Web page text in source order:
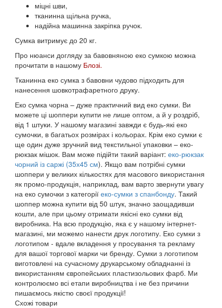
міцні шви,
тканинна щільна ручка,
надійна машинна закріпка ручок.
Сумка витримує до 20 кг.
Про нюанси догляду за бавовняною еко сумкою можна
прочитати в нашому Блозі.
Тканинна еко сумка з бавовни чудово підходить для
нанесення шовкотрафаретного друку.
Еко сумка чорна – дуже практичний вид еко сумки. Ви
можете ці шоппери купити не лише оптом, а й у роздріб,
від 1 штуки. У нашому магазині завжди є будь-які еко
сумочки, в багатьох розмірах і кольорах. Крім еко сумки є
ще один дуже зручний вид текстильної упаковки – еко-
рюкзак мішок. Вам може підійти такий варіант: еко-рюкзак
чорний із саржі (35х45 см). Якщо вам потрібні сумки
шоппери у великих кількостях для масового використання
як промо-продукція, наприклад, вам варто звернути увагу
на еко сумочки з категорії еко-сумки з спанбонду. Такий
шоппер можна купити від 50 штук, значно заощадивши
кошти, але при цьому отримати якісні еко сумки від
виробника. На всю продукцію, яка є у нашому інтернет-
магазині, ми можемо нанести друк логотипу. Еко сумки з
логотипом - вдале вкладення у просування та рекламу
для вашої торгової марки чи бренду. Сумки з логотипом
виготовлені на сучасному друкарському обладнанні із
використанням європейських пластизольових фарб. Ми
контролюємо всі етапи виробництва і не без причини
пишаємось якістю своєї продукції!
Схожі товари